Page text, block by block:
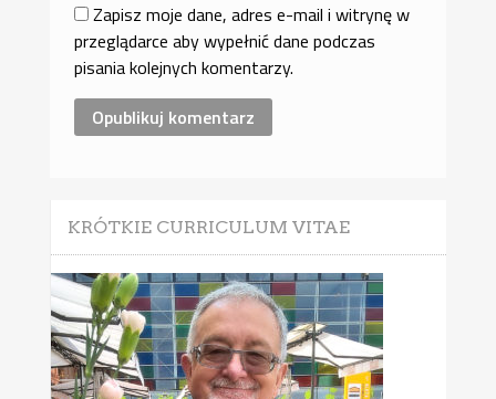
Zapisz moje dane, adres e-mail i witrynę w
przeglądarce aby wypełnić dane podczas
pisania kolejnych komentarzy.
KRÓTKIE CURRICULUM VITAE